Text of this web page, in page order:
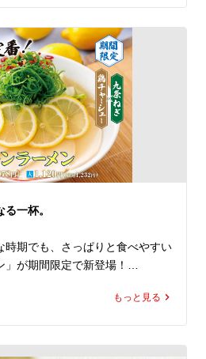
のフレッシュトマトソースで下味
ツ、さらにコクと食べ応えを加え
。
タマイズ性！
ズはかけ放題！
だけかけてお楽しみください。お
！
好みの刺激をお選びください。
マイズしたスープに、この商品限
ーズのコクが一体となった、締め
「真夏のHOTトマト麺」。ぜひあ
一杯。
時期でも、さっぱりと食べやすい
」が期間限定で新登場！
特製のレモン塩醤が演出する爽や
もっと見る